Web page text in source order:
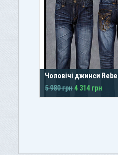
Чоловічі джинси
5 980 грн4 314 грн